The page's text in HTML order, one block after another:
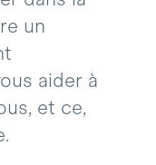
un
aider à
et ce,